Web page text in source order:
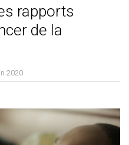
rapports
de la
2020